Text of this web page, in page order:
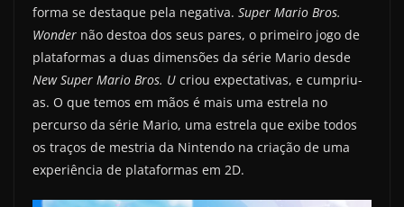
forma se destaque pela negativa. Super Mario Bros.
Wonder não destoa dos seus pares, o primeiro jogo de
plataformas a duas dimensões da série Mario desde
New Super Mario Bros. U criou expectativas, e cumpriu-
as. O que temos em mãos é mais uma estrela no
percurso da série Mario, uma estrela que exibe todos
os traços de mestria da Nintendo na criação de uma
experiência de plataformas em 2D.